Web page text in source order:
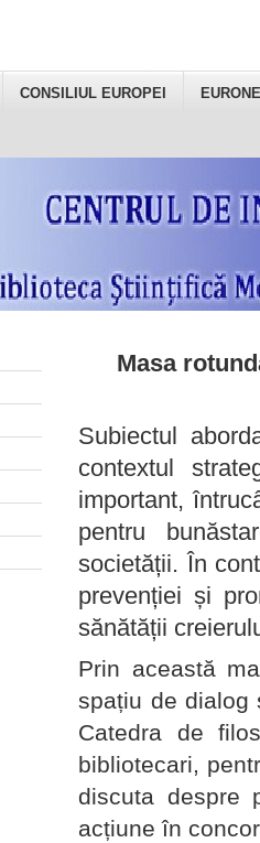
CONSILIUL EUROPEI
Masa
Subiectul
contextul
important,
pentru
societății. În
prevenției și
sănătății
Prin această
spațiu de dialog
Catedra de
bibliotecari,
discuta despre
acțiune în